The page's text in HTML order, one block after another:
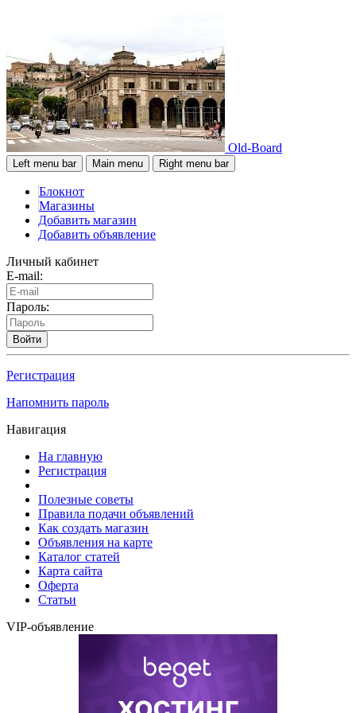
Old-Board
Left menu bar Main menu Right menu bar
Блокнот
Магазины
Добавить магазин
Добавить объявление
Личный кабинет
E-mail:
Пароль:
Войти
Регистрация
Напомнить пароль
Навигация
На главную
Регистрация
Полезные советы
Правила подачи объявлений
Как создать магазин
Объявления на карте
Каталог статей
Карта сайта
Оферта
Статьи
VIP-объявление